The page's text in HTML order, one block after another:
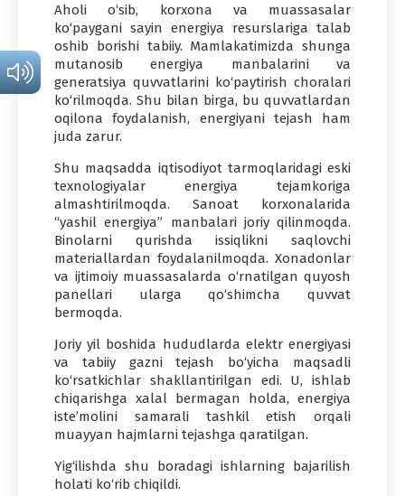
Aholi o‘sib, korxona va muassasalar
ko‘paygani sayin energiya resurslariga talab
oshib borishi tabiiy. Mamlakatimizda shunga
mutanosib energiya manbalarini va
generatsiya quvvatlarini ko‘paytirish choralari
ko‘rilmoqda. Shu bilan birga, bu quvvatlardan
oqilona foydalanish, energiyani tejash ham
juda zarur.
Shu maqsadda iqtisodiyot tarmoqlaridagi eski
texnologiyalar energiya tejamkoriga
almashtirilmoqda. Sanoat korxonalarida
“yashil energiya” manbalari joriy qilinmoqda.
Binolarni qurishda issiqlikni saqlovchi
materiallardan foydalanilmoqda. Xonadonlar
va ijtimoiy muassasalarda o‘rnatilgan quyosh
panellari ularga qo‘shimcha quvvat
bermoqda.
Joriy yil boshida hududlarda elektr energiyasi
va tabiiy gazni tejash bo‘yicha maqsadli
ko‘rsatkichlar shakllantirilgan edi. U, ishlab
chiqarishga xalal bermagan holda, energiya
iste’molini samarali tashkil etish orqali
muayyan hajmlarni tejashga qaratilgan.
Yig‘ilishda shu boradagi ishlarning bajarilish
holati ko‘rib chiqildi.